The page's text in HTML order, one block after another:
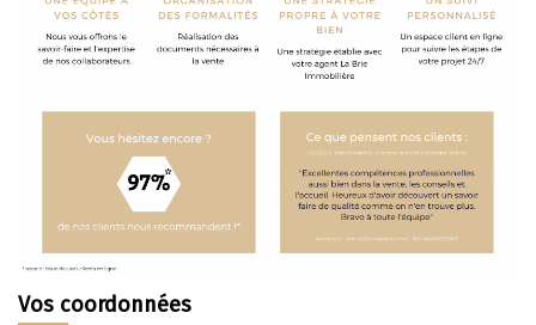
CONTACT
Vos coordonnées